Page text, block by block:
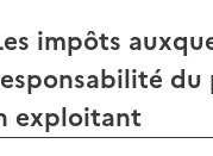
impôts
exploitant